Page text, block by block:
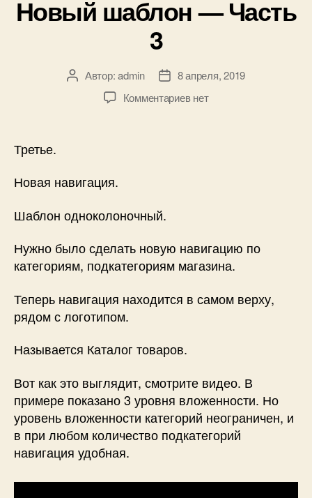
Новый шаблон — Часть
3
АвторАвтор:admin
Дата8 апреля, 2019
Комментариевк
нет
Третье.
Новая навигация.
Шаблон одноколоночный.
Нужно было сделать новую навигацию по
категориям, подкатегориям магазина.
Теперь навигация находится в самом верху,
рядом с логотипом.
Называется Каталог товаров.
Вот как это выглядит, смотрите видео. В
примере показано 3 уровня вложенности. Но
уровень вложенности категорий неограничен, и
в при любом количество подкатегорий
навигация удобная.